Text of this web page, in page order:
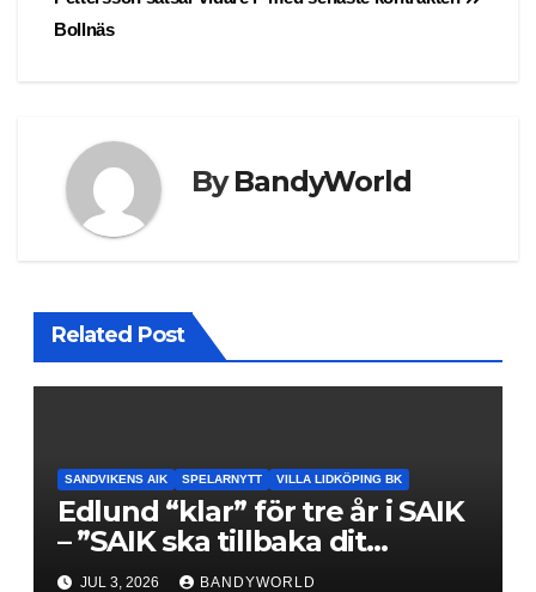
navigation
Bollnäs
ByBandyWorld
Related Post
SANDVIKENS AIK SPELARNYTT VILLA LIDKÖPING BK
Edlund “klar” för tre år i SAIK
– ”SAIK ska tillbaka dit
klubben hör hemma”
JUL 3, 2026 BANDYWORLD